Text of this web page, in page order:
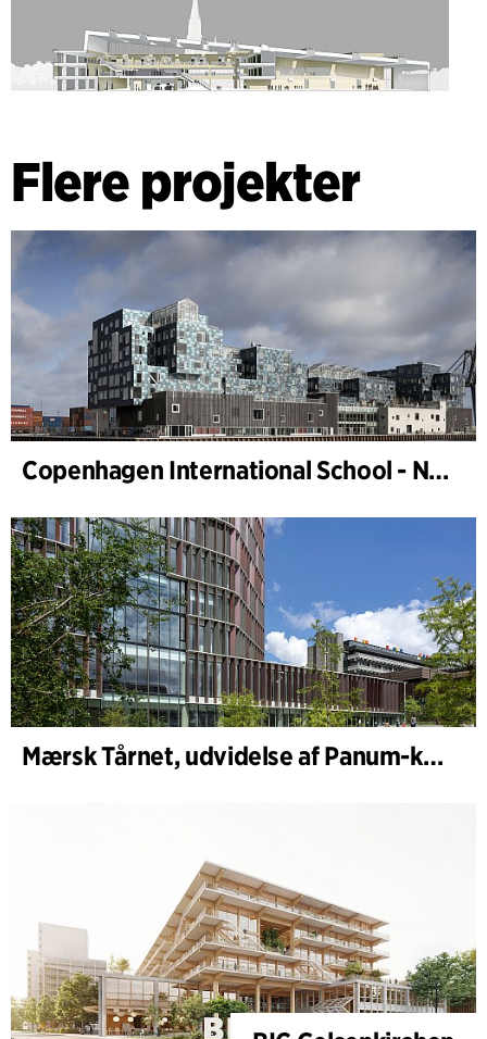
Flere projekter
Copenhagen International School - Nordhavn
Mærsk Tårnet, udvidelse af Panum-komplekset